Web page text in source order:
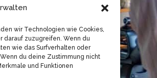
wir Technologien wie Cookies,
darauf zuzugreifen. Wenn du
wie das Surfverhalten oder
du deine Zustimmung nicht
und Funktionen